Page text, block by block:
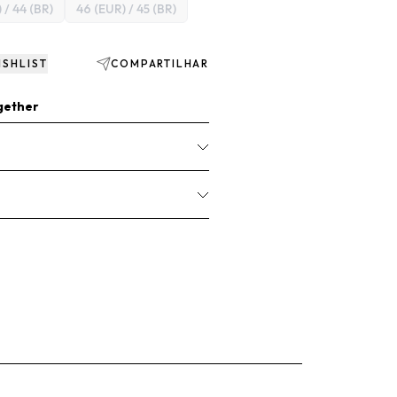
/ 44 (BR) 46 (EUR) / 45 (BR)
COMPARTILHAR